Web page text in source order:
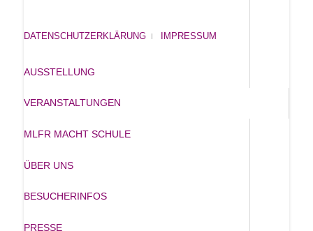
DATENSCHUTZERKLÄRUNG IMPRESSUM
AUSSTELLUNG
VERANSTALTUNGEN
MLFR MACHT SCHULE
ÜBER UNS
BESUCHERINFOS
PRESSE